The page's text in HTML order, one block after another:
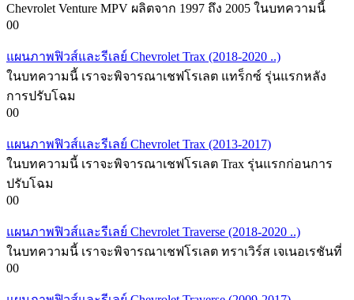
Chevrolet Venture MPV ผลิตจาก 1997 ถึง 2005 ในบทความนี้
00
แผนภาพฟิวส์และรีเลย์ Chevrolet Trax (2018-2020 ..)
ในบทความนี้ เราจะพิจารณาเชฟโรเลต แทร็กซ์ รุ่นแรกหลัง
การปรับโฉม
00
แผนภาพฟิวส์และรีเลย์ Chevrolet Trax (2013-2017)
ในบทความนี้ เราจะพิจารณาเชฟโรเลต Trax รุ่นแรกก่อนการ
ปรับโฉม
00
แผนภาพฟิวส์และรีเลย์ Chevrolet Traverse (2018-2020 ..)
ในบทความนี้ เราจะพิจารณาเชฟโรเลต ทราเวิร์ส เจเนอเรชันที่
00